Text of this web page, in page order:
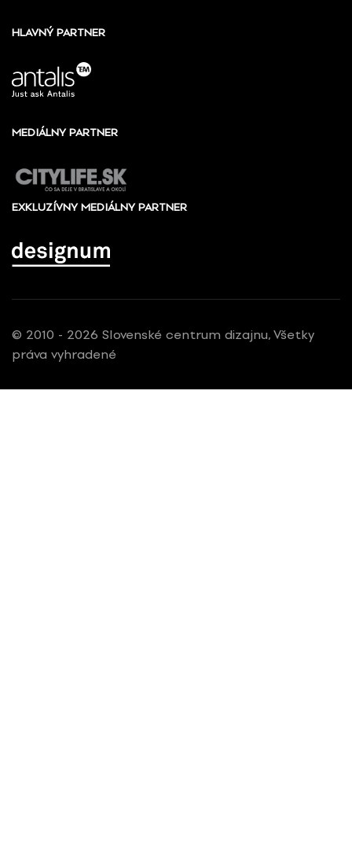
HLAVNÝ PARTNER
MEDIÁLNY PARTNER
EXKLUZÍVNY MEDIÁLNY PARTNER
© 2010 - 2026 Slovenské centrum dizajnu, Všetky
práva vyhradené